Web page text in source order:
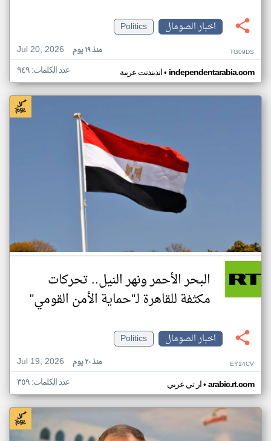
اخبار الصومال
Politics
Jul 20, 2026
منذ ١٩ يوم TG09DS
اندبندنت عربية• independentarabia.com عدد الكلمات: ٩٤٩
البحر الأحمر ونهر النيل.. تحركات
مكثفة للقاهرة لـ"حماية الأمن القومي"
اخبار الصومال
Politics
Jul 19, 2026
منذ ٢٠ يوم EY14CV
ار تي عربي• arabic.rt.com عدد الكلمات: ٣٥٩